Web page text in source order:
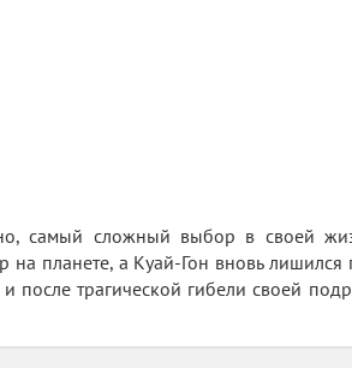
самый сложный выбор в своей
на планете, а Куай-Гон вновь
после трагической гибели своей